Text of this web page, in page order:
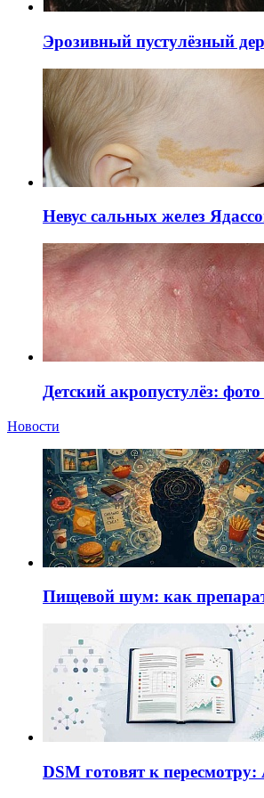
Эрозивный пустулёзный
Невус сальных желез
Детский акропустулёз:
Новости
Пищевой шум: как
DSM готовят к